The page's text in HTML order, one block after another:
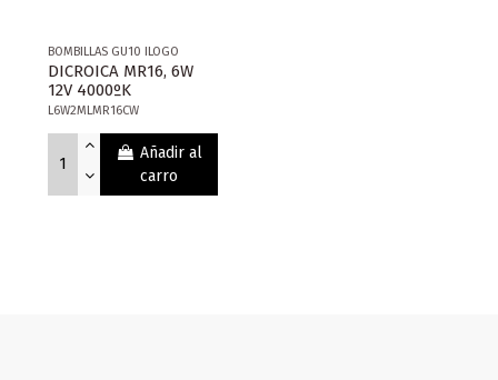
BOMBILLAS GU10 ILOGO
DICROICA MR16, 6W
12V 4000ºK
L6W2MLMR16CW
Añadir al
carro